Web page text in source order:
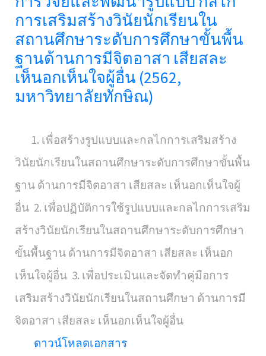
การเสริมสร้างวินัยนักเรียนใน
สถานศึกษาระดับการศึกษาขั้นพื้น
ฐานด้านการมีจิตอาสา เสียสละ
เห็นอกเห็นใจผู้อื่น (2562,
มหาวิทยาลัยทักษิณ)
1. เพื่อสร้างรูปแบบและกลไกการเสริมสร้าง
วินัยนักเรียนในสถานศึกษาระดับการศึกษาขั้นพื้น
ฐาน ด้านการมีจิตอาสา เสียสละ เห็นอกเห็นใจผู้
อื่น 2. เพื่อปฏิบัติการใช้รูปแบบและกลไกการเสริม
สร้างวินัยนักเรียนในสถานศึกษาระดับการศึกษา
ขั้นพื้นฐาน ด้านการมีจิตอาสา เสียสละ เห็นอก
เห็นใจผู้อื่น 3. เพื่อประเมินและจัดทำคู่มือการ
เสริมสร้างวินัยนักเรียนในสถานศึกษา ด้านการมี
จิตอาสา เสียสละ เห็นอกเห็นใจผู้อื่น
ดาวน์โหลดเอกสาร